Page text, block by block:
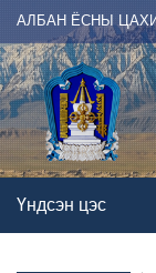
АЛБАН ЁСНЫ
Үндсэн цэс